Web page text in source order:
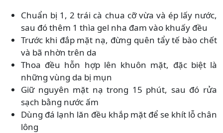
Chuẩn bị 1, 2 trái cà chua cỡ vừa và ép lấy nước,
sau đó thêm 1 thìa gel nha đam vào khuấy đều
Trước khi đắp mặt nạ, đừng quên tẩy tế bào chết
và bã nhờn trên da
Thoa đều hỗn hợp lên khuôn mặt, đặc biệt là
những vùng da bị mụn
Giữ nguyên mặt nạ trong 15 phút, sau đó rửa
sạch bằng nước ấm
Dùng đá lạnh lăn đều khắp mặt để se khít lỗ chân
lông